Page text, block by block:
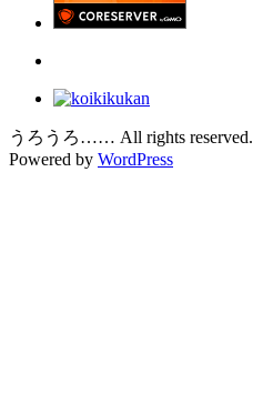
うろうろ…… All rights reserved.
Powered by WordPress